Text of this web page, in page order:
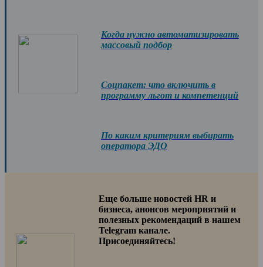
Когда нужно автоматизировать
массовый подбор
Соцпакет: что включить в
программу льгот и компетенций
По каким критериям выбирать
оператора ЭДО
Еще больше новостей HR и
бизнеса, анонсов мероприятий и
полезных рекомендаций в нашем
Telegram канале.
Присоединяйтесь!